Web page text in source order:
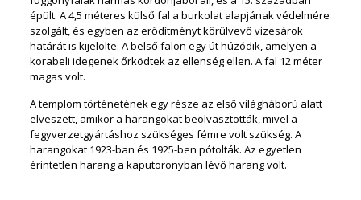
épült. A 4,5 méteres külső fal a burkolat alapjának védelmére
szolgált, és egyben az erődítményt körülvevő vizesárok
határát is kijelölte. A belső falon egy út húzódik, amelyen a
korabeli idegenek őrködtek az ellenség ellen. A fal 12 méter
magas volt.
A templom történetének egy része az első világháború alatt
elveszett, amikor a harangokat beolvasztották, mivel a
fegyverzetgyártáshoz szükséges fémre volt szükség. A
harangokat 1923-ban és 1925-ben pótolták. Az egyetlen
érintetlen harang a kaputoronyban lévő harang volt.